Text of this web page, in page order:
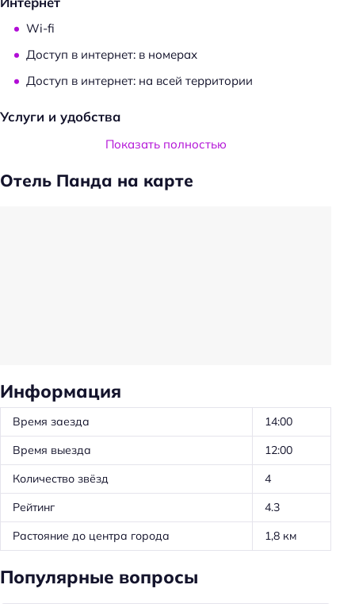
Wi-fi
Доступ в интернет: в номерах
Доступ в интернет: на всей территории
Услуги и удобства
Круглосуточная регистрация
Номеров: 9
Цена номера (ночь): 500–2500 ₽/ночь
Парковка
Парковка
Главное
Wi-fi
Показать полностью
Отель Панда на карте
Информация
Время заезда
14:00
Время выезда
12:00
Количество звёзд
4
Рейтинг
4.3
Растояние до центра города
1,8 км
Популярные вопросы